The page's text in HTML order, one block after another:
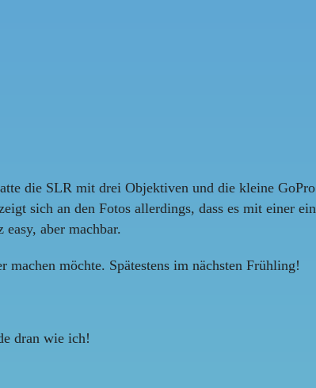
die SLR mit drei Objektiven und die kleine
sich an den Fotos allerdings, dass es mit einer
aber machbar.
machen möchte. Spätestens im nächsten Frühling!
dran wie ich!